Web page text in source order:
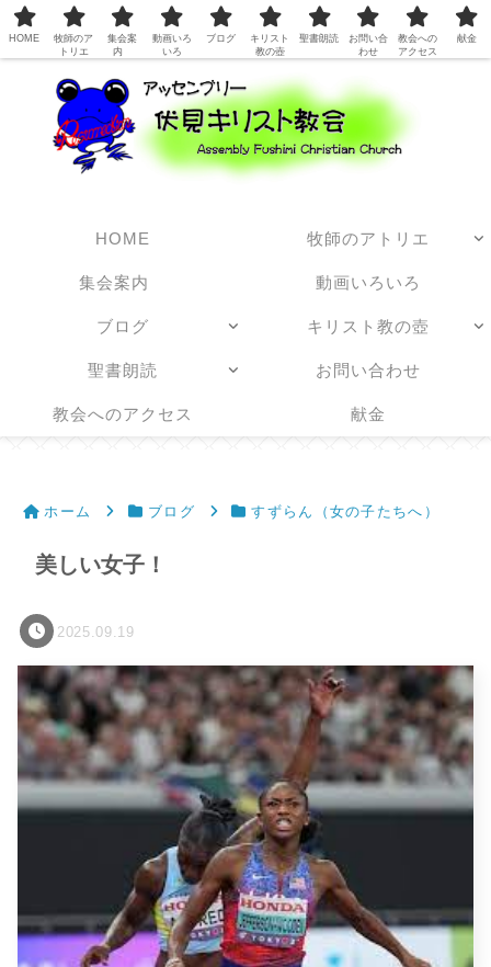
日本アッセンブリーズ・オブ・ゴッド教団
HOME 牧師のアトリエ
集会案内 動画いろいろ
ブログ キリスト教の壺
聖書朗読 お問い合わせ
教会へのアクセス 献金
ホーム ブログ すずらん（女の子たちへ）
美しい女子！
2025.09.19
HOME
牧師のア
トリエ
集会案
内
動画いろ
いろ
ブログ
キリスト
教の壺
聖書朗読
お問い合
わせ
教会への
アクセス
献金